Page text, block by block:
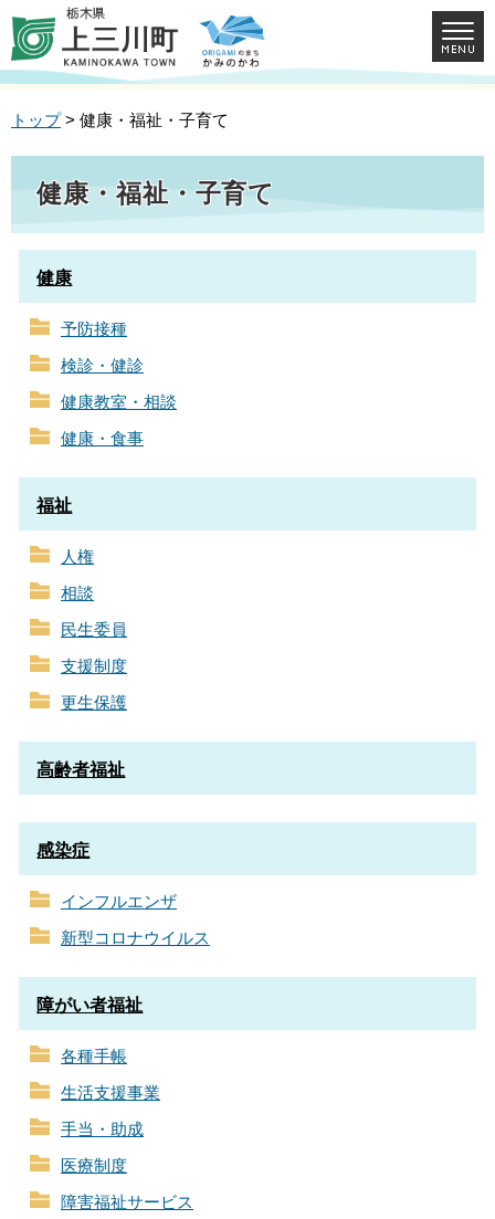
トップ> 健康・福祉・子育て
健康・福祉・子育て
健康
予防接種
検診・健診
健康教室・相談
健康・食事
福祉
人権
相談
民生委員
支援制度
更生保護
高齢者福祉
感染症
インフルエンザ
新型コロナウイルス
障がい者福祉
各種手帳
生活支援事業
手当・助成
医療制度
障害福祉サービス